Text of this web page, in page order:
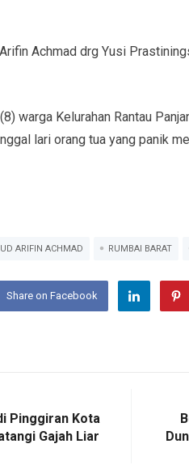
Achmad drg Yusi
warga Kelurahan Rantau
lari orang tua yang panik
ARIFIN ACHMAD RUMBAI BARAT
Share on Facebook
Pinggiran Kota
Gajah Liar